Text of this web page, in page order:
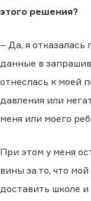
этого решения?
– Да, я
данные в
отнеслась к моей
давления или
меня или моего
При этом у меня
вины за то, что
доставить школе